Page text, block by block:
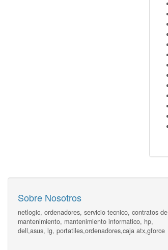
Sobre Nosotros
netlogic, ordenadores, servicio tecnico, contratos de
mantenimiento, mantenimiento informatico, hp,
dell,asus, lg, portatiles,ordenadores,caja atx,gforce